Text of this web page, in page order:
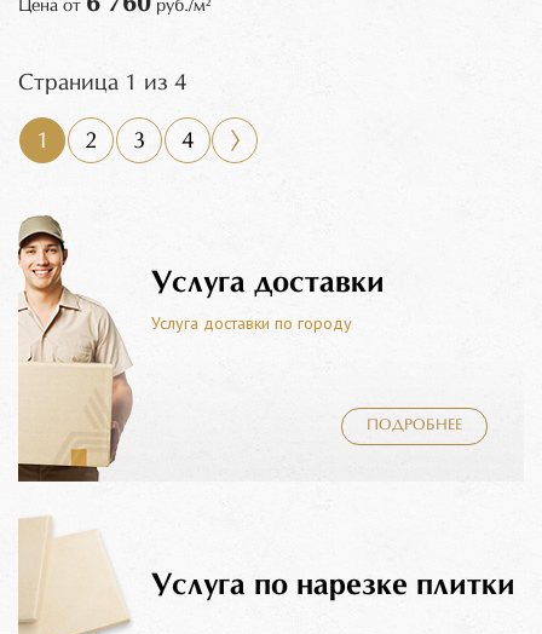
Цена от руб./м²
Страница 1 из 4
1 2 3 4
Услуга доставки
Услуга доставки по городу
ПОДРОБНЕЕ
Услуга по нарезке плитки